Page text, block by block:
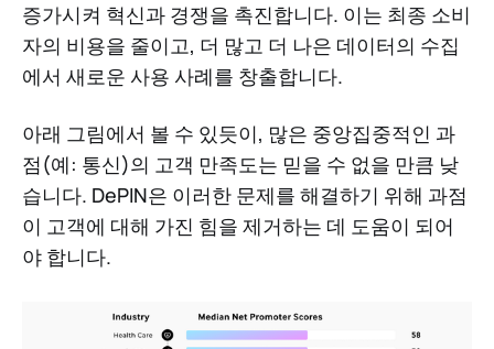
증가시켜 혁신과 경쟁을 촉진합니다. 이는 최종 소비
자의 비용을 줄이고, 더 많고 더 나은 데이터의 수집
에서 새로운 사용 사례를 창출합니다.
아래 그림에서 볼 수 있듯이, 많은 중앙집중적인 과
점(예: 통신)의 고객 만족도는 믿을 수 없을 만큼 낮
습니다. DePIN은 이러한 문제를 해결하기 위해 과점
이 고객에 대해 가진 힘을 제거하는 데 도움이 되어
야 합니다.